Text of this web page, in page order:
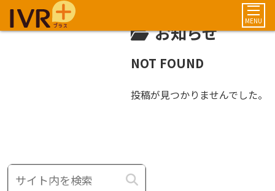
MENU
お知らせ
NOT FOUND
投稿が見つかりませんでした。